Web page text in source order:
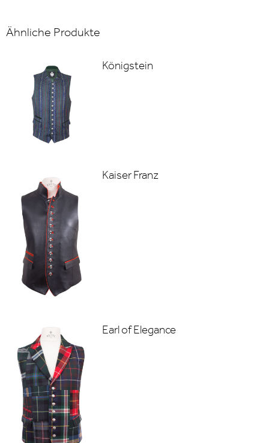
Ähnliche Produkte
Königstein
Kaiser Franz
Earl of Elegance